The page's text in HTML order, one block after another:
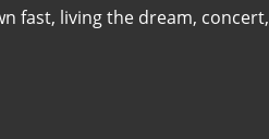
fast, living the dream, concert,